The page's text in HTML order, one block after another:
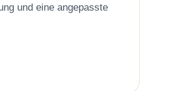
und eine angepasste